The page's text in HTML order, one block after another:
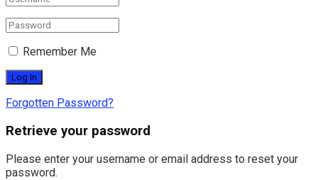
Remember Me
Forgotten Password?
Retrieve your password
Please enter your username or email address to reset your
password.